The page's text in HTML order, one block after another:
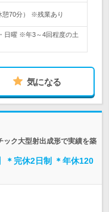
憩70分） ※残業あり
日曜 ※年3～4回程度の土
気になる
ック大型射出成形で実績を築
＊完休2日制 ＊年休120